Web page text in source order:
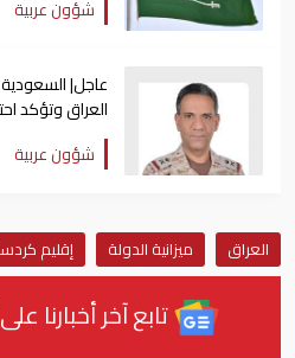
شؤون عربية
عاجل|
العراق وتؤكد
شؤون عربية
العراق ميزانية الدولة إقليم
تابع آخر أخبارنا